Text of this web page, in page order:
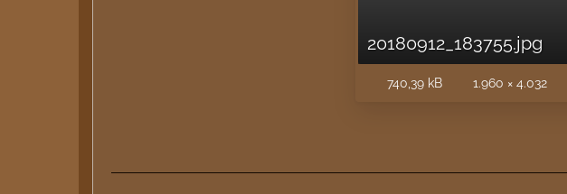
20180912_183755.jpg
740,39 kB 1.960 × 4.032